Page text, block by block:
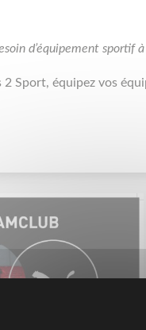
d’équipement sportif
2 Sport, équipez vos